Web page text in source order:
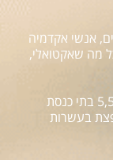
אנשי אקדמיה
מה שאקטואלי,
השבועון מופץ בעשרות אלפי עותקים בכ-5,500 בתי כנסת
בעשרות